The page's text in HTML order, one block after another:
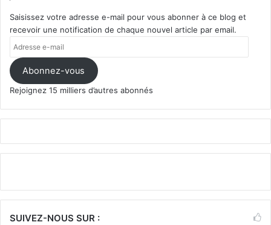
Saisissez votre adresse e-mail pour vous abonner à ce blog et
recevoir une notification de chaque nouvel article par email.
mail Abonnez-vous
Rejoignez 15 milliers d’autres abonnés
SUIVEZ-NOUS SUR :